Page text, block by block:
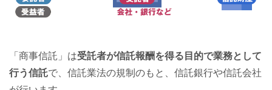
「商事信託」は受託者が信託報酬を得る目的で業務として
行う信託で、信託業法の規制のもと、信託銀行や信託会社